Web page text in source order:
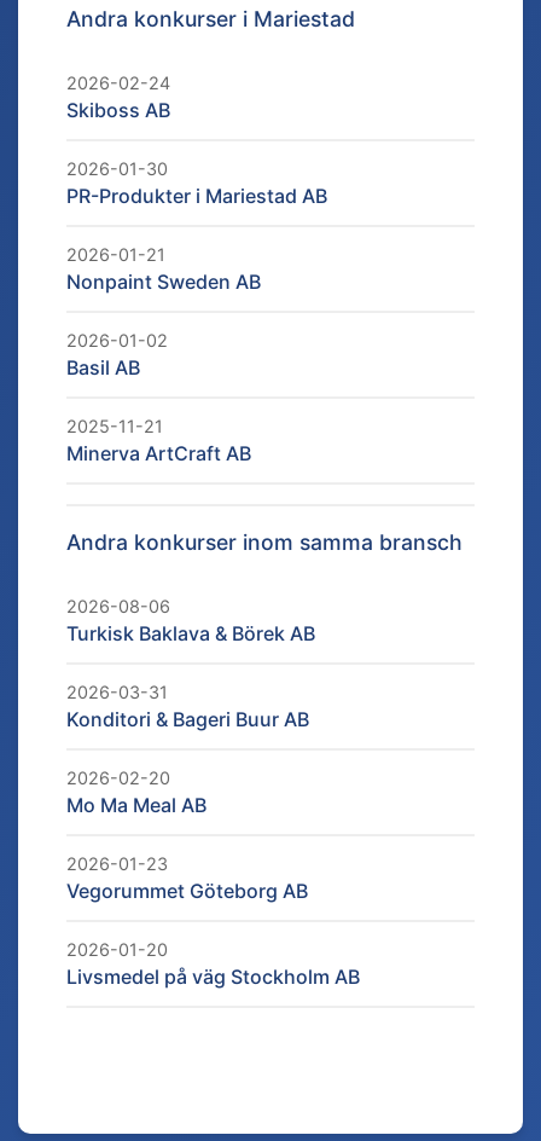
Andra konkurser i Mariestad
2026-02-24
Skiboss AB
2026-01-30
PR-Produkter i Mariestad AB
2026-01-21
Nonpaint Sweden AB
2026-01-02
Basil AB
2025-11-21
Minerva ArtCraft AB
Andra konkurser inom samma bransch
2026-08-06
Turkisk Baklava & Börek AB
2026-03-31
Konditori & Bageri Buur AB
2026-02-20
Mo Ma Meal AB
2026-01-23
Vegorummet Göteborg AB
2026-01-20
Livsmedel på väg Stockholm AB